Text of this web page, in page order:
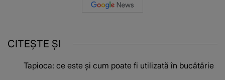
CITEȘTE ȘI
Tapioca: ce este și cum poate fi utilizată în bucătărie